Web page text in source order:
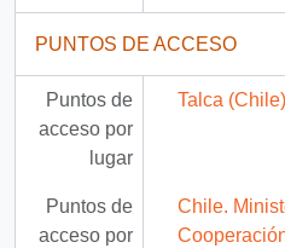
PUNTOS DE ACCESO
Puntos de
acceso por
lugar
Talca (Chile)
Puntos de
acceso por
Chile.